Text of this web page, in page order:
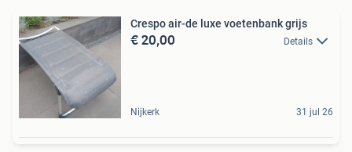
Crespo air-de luxe voetenbank grijs
€ 20,00 Details
Nijkerk 31 jul 26